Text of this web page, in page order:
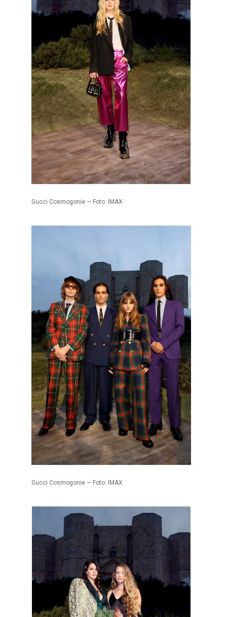
Gucci Cosmogonie — Foto: IMAX
Gucci Cosmogonie — Foto: IMAX